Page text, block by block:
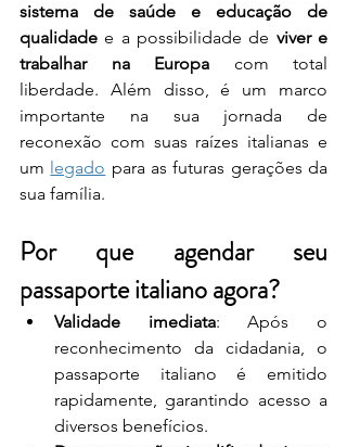
sistema de saúde e educação de
qualidade e a possibilidade de viver e
trabalhar na Europa com total
liberdade. Além disso, é um marco
importante na sua jornada de
reconexão com suas raízes italianas e
um legado para as futuras gerações da
sua família.
Por que agendar seu
passaporte italiano agora?
Validade imediata: Após o
reconhecimento da cidadania, o
passaporte italiano é emitido
rapidamente, garantindo acesso a
diversos benefícios.